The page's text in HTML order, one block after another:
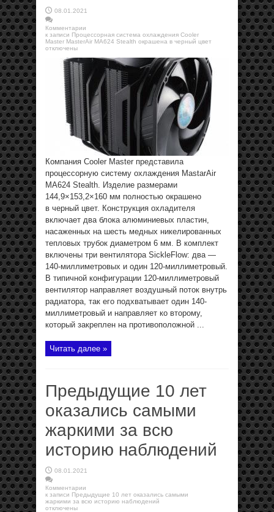
08.01.2021
Комментарии
к записи Процессорная система охлаждения Cooler
Master MasterAir MA624 Stealth окрашена в черный цвет
отключены
Компания Cooler Master представила
процессорную систему охлаждения MastarAir
MA624 Stealth. Изделие размерами
144,9×153,2×160 мм полностью окрашено
в черный цвет. Конструкция охладителя
включает два блока алюминиевых пластин,
насаженных на шесть медных никелированных
тепловых трубок диаметром 6 мм. В комплект
включены три вентилятора SickleFlow: два —
140-миллиметровых и один 120-миллиметровый.
В типичной конфигурации 120-миллиметровый
вентилятор направляет воздушный поток внутрь
радиатора, так его подхватывает один 140-
миллиметровый и направляет ко второму,
который закреплен на противоположной ...
Читать далее »
Предыдущие 10 лет
оказались самыми
жаркими за всю
историю наблюдений
08.01.2021
Комментарии
к записи Предыдущие 10 лет оказались самыми
жаркими за всю историю наблюдений
отключены